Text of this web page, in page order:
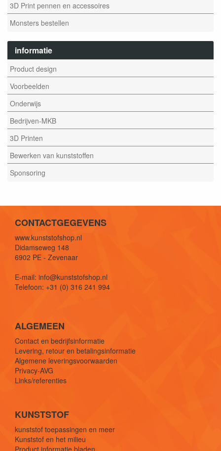
3D Print pennen en accessoires
Monsters bestellen
informatie
Product design
Voorbeelden
Onderwijs
Bedrijven-MKB
3D Printen
Bewerken van kunststoffen
Sponsoring
CONTACTGEGEVENS
www.kunststofshop.nl
Didamseweg 148
6902 PE - Zevenaar
E-mail: info@kunststofshop.nl
Telefoon: +31 (0) 316 241 994
ALGEMEEN
Contact en bedrijfsinformatie
Levering, retour en betalingsinformatie
Algemene leveringsvoorwaarden
Privacy-AVG
Links/referenties
KUNSTSTOF
kunststof toepassingen en meer
Kunststof en het milieu
Product informatie bladen